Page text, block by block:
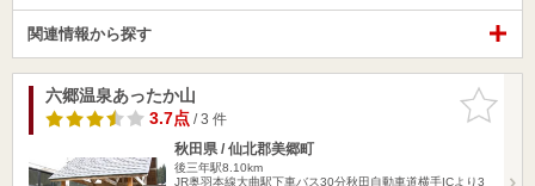
関連情報から探す
お気に入
りに追加
六郷温泉あったか山
3.7点/ 3 件
秋田県 / 仙北郡美郷町
後三年駅8.10km
JR奥羽本線大曲駅下車バス30分秋田自動車道横手ICより3